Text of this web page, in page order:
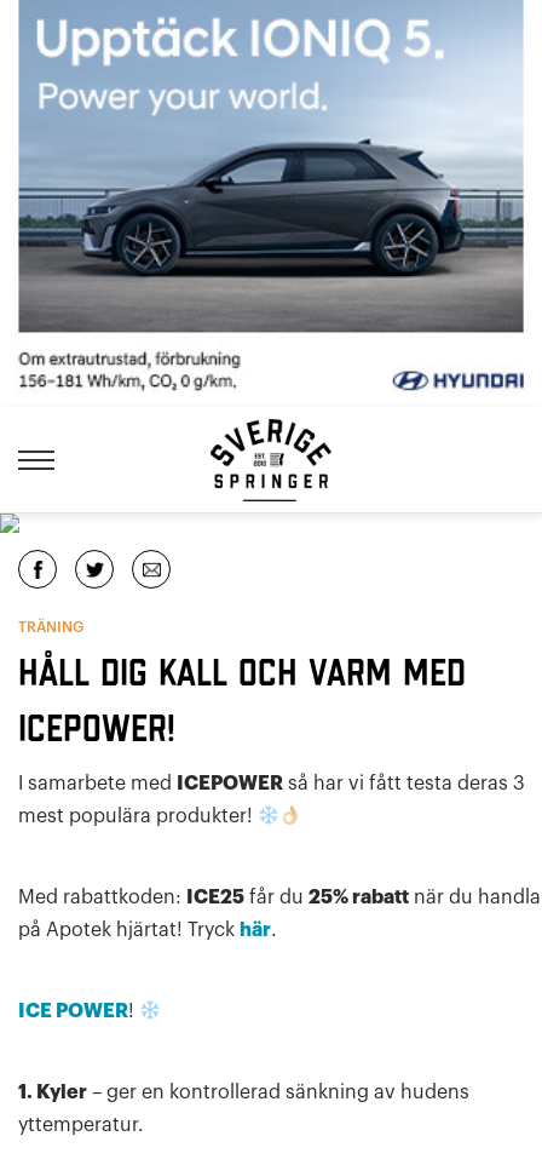
TRÄNING
Håll dig kall och varm med
ICEPOWER!
I samarbete med ICEPOWER så har vi fått testa deras 3
mest populära produkter!
Med rabattkoden: ICE25 får du 25% rabatt när du
på Apotek hjärtat! Tryck här.
ICE POWER!
1. Kyler – ger en kontrollerad sänkning av hudens
yttemperatur.